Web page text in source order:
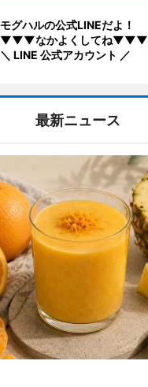
モグハルの公式LINEだよ！
▼▼▼なかよくしてね▼▼▼
＼ LINE 公式アカウント ／
最新ニュース